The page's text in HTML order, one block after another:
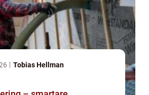
Tobias Hellman